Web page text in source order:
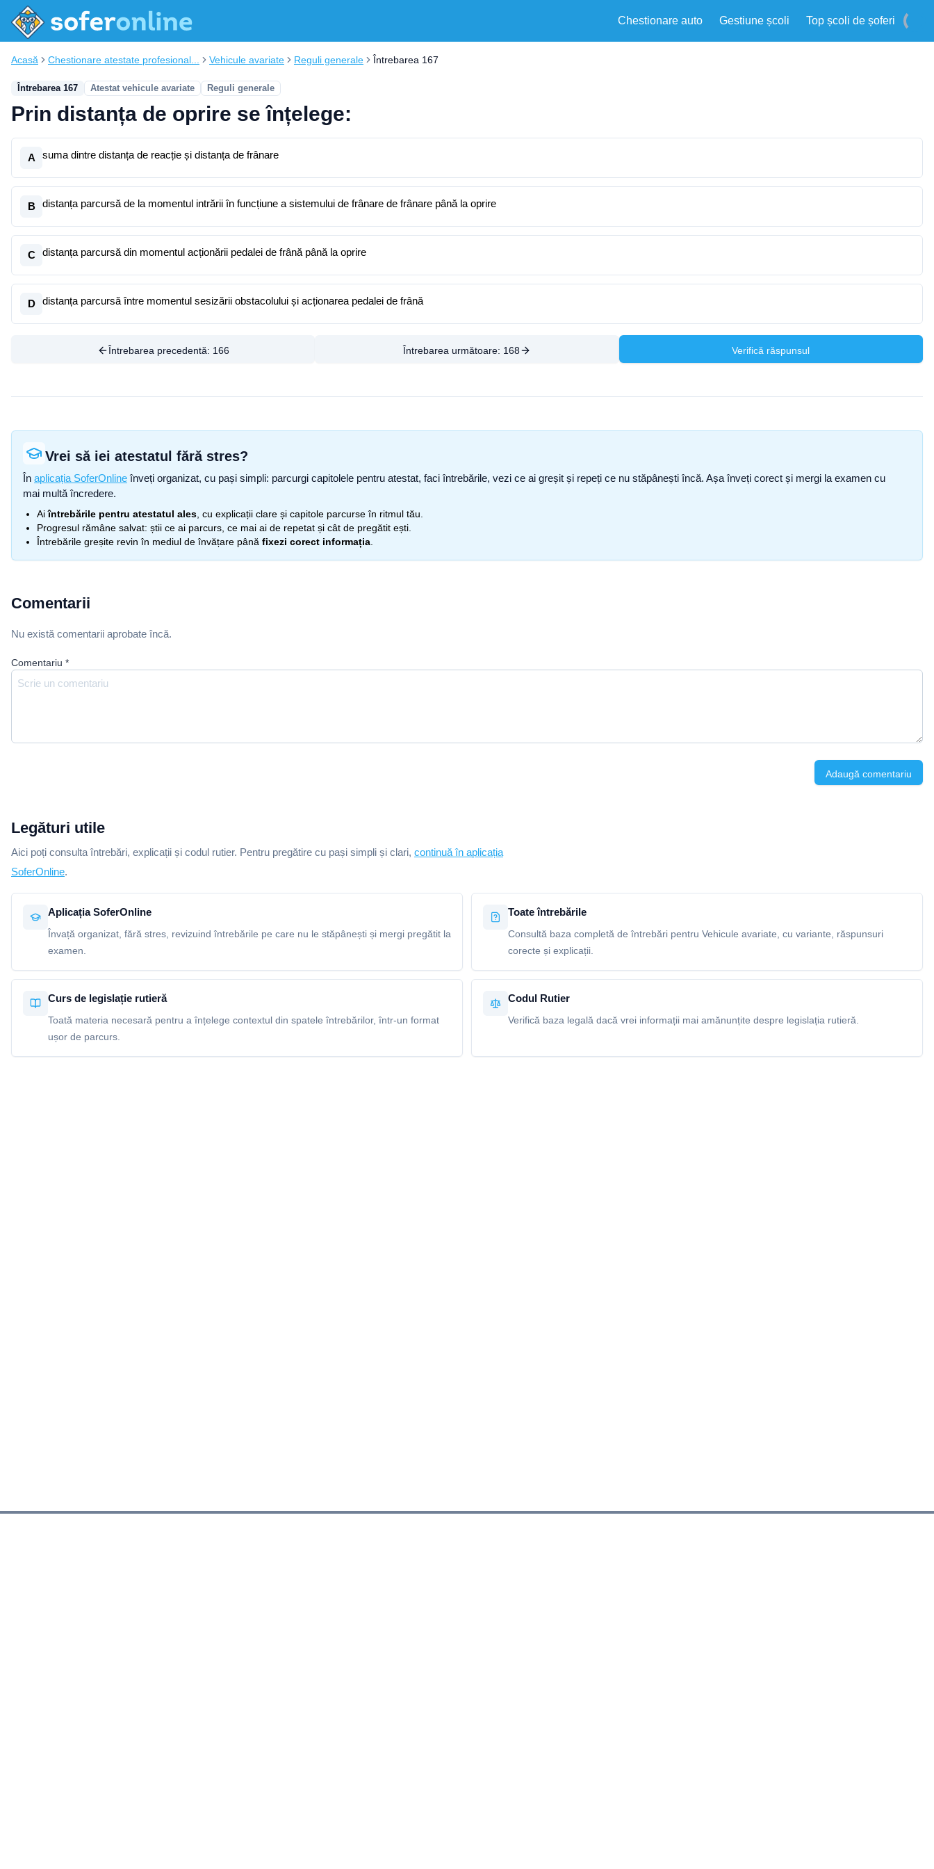
Chestionare auto Gestiune școli Top școli de șoferi
Acasă Chestionare atestate profesional... Vehicule avariate Reguli generale Întrebarea 167
Întrebarea 167 Atestat vehicule avariate Reguli generale
Prin distanța de oprire se înțelege:
A suma dintre distanța de reacție și distanța de frânare
B distanța parcursă de la momentul intrării în funcțiune a sistemului de frânare de frânare până la oprire
C distanța parcursă din momentul acționării pedalei de frână până la oprire
D distanța parcursă între momentul sesizării obstacolului și acționarea pedalei de frână
Întrebarea precedentă: 166 Întrebarea următoare: 168 Verifică răspunsul
Vrei să iei atestatul fără stres?
În aplicația SoferOnline înveți organizat, cu pași simpli: parcurgi capitolele pentru atestat, faci întrebările, vezi ce ai greșit și repeți ce nu stăpânești încă. Așa înveți corect și mergi la examen cu
mai multă încredere.
Aiîntrebările pentru atestatul ales , cu explicații clare și capitole parcurse în ritmul tău.
Progresul rămâne salvat: știi ce ai parcurs, ce mai ai de repetat și cât de pregătit ești.
Întrebările greșite revin în mediul de învățare până fixezi corect informația
Comentarii
Nu există comentarii aprobate încă.
Comentariu *
Adaugă comentariu
Legături utile
Aici poți consulta întrebări, explicații și codul rutier. Pentru pregătire cu pași simpli și clari, continuă în aplicația
SoferOnline.
Aplicația SoferOnline
Învață organizat, fără stres, revizuind întrebările pe care nu le stăpânești și mergi pregătit la
examen.
Toate întrebările
Consultă baza completă de întrebări pentru Vehicule avariate, cu variante, răspunsuri
corecte și explicații.
Curs de legislație rutieră
Toată materia necesară pentru a înțelege contextul din spatele întrebărilor, într-un format
ușor de parcurs.
Codul Rutier
Verifică baza legală dacă vrei informații mai amănunțite despre legislația rutieră.